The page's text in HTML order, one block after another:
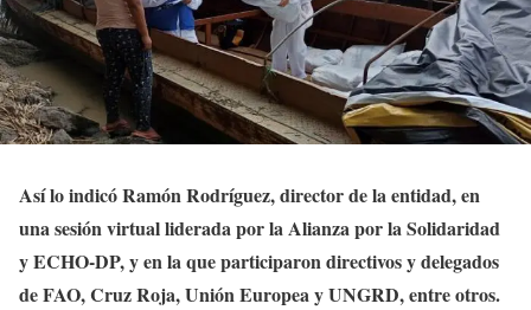
Así lo indicó Ramón Rodríguez, director de la entidad, en
una sesión virtual liderada por la Alianza por la Solidaridad
y ECHO-DP, y en la que participaron directivos y delegados
de FAO, Cruz Roja, Unión Europea y UNGRD, entre otros.